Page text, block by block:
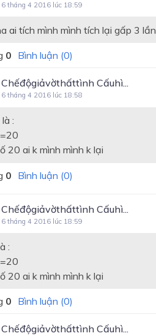
6 tháng 4 2016 lúc 18:59
ai tích mình mình tích lại gấp 3 lần
0 Bình luận (0)
Chếđộgiảvờthấttình Cấuhì...
6 tháng 4 2016 lúc 18:58
:
20 ai k mình mình k lại
0 Bình luận (0)
Chếđộgiảvờthấttình Cấuhì...
6 tháng 4 2016 lúc 18:59
:
20 ai k mình mình k lại
0 Bình luận (0)
Chếđộgiảvờthấttình Cấuhì...